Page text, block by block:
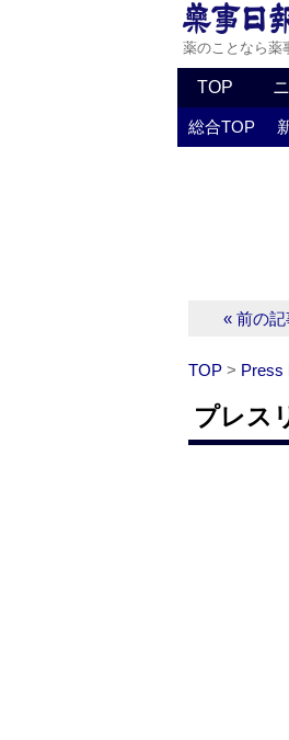
薬のことなら薬
TOP
総合TOP
« 前の記
TOP > Press
プレス